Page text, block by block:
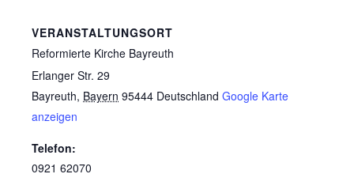
VERANSTALTUNGSORT
Reformierte Kirche Bayreuth
Erlanger Str. 29
Bayreuth, Bayern 95444 Deutschland Google Karte
anzeigen
Telefon:
0921 62070